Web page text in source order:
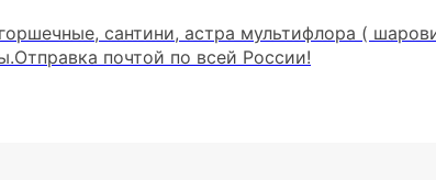
сантини, астра мультифлора (
почтой по всей России!